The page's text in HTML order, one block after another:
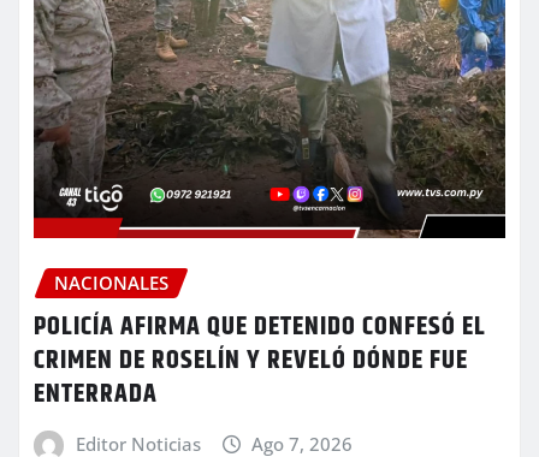
NACIONALES
POLICÍA AFIRMA QUE DETENIDO CONFESÓ EL
CRIMEN DE ROSELÍN Y REVELÓ DÓNDE FUE
ENTERRADA
Editor Noticias Ago 7, 2026